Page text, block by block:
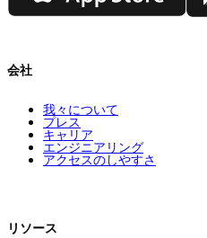
会社
我々について
プレス
キャリア
エンジニアリング
アクセスのしやすさ
リソース